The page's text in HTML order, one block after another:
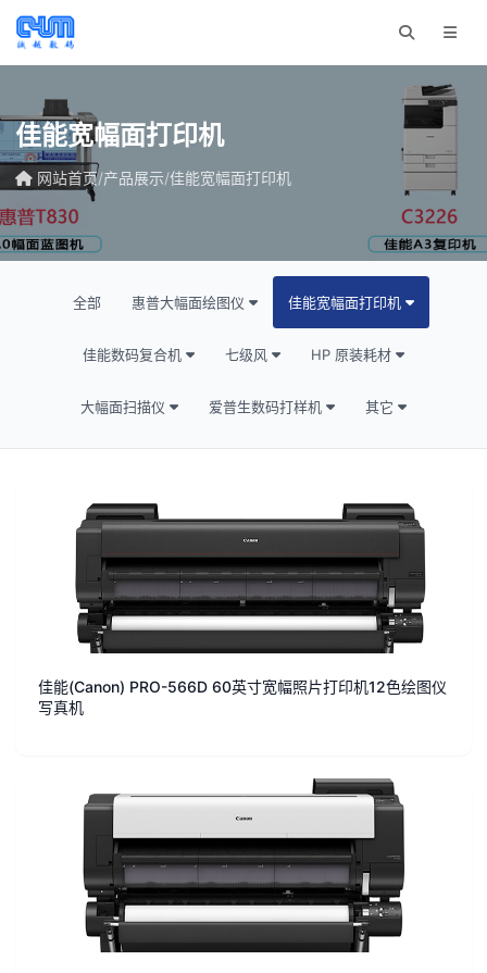
佳能宽幅面打印机
网站首页/产品展示/佳能宽幅面打印机
全部 惠普大幅面绘图仪 佳能宽幅面打印机
佳能数码复合机 七级风 HP 原装耗材
大幅面扫描仪 爱普生数码打样机 其它
佳能(Canon) PRO-566D 60英寸宽幅照片打印机12色绘图仪
写真机